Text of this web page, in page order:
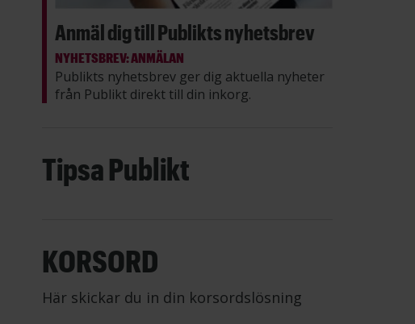
Anmäl dig till Publikts nyhetsbrev
NYHETSBREV: ANMÄLAN
Publikts nyhetsbrev ger dig aktuella nyheter
från Publikt direkt till din inkorg.
Tipsa Publikt
KORSORD
Här skickar du in din korsordslösning